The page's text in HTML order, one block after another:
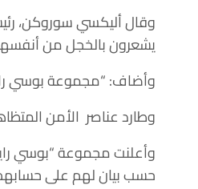
وقال أليكسي سوروكن،
يشعرون بالخجل من
وأضاف: “مجموعة بوسي
وطارد عناصر الأمن
وأعلنت مجموعة “بوسي
حسب بيان لهم على